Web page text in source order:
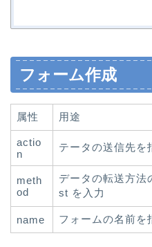
フォーム作成
属性 用途
actio
n
テータの送信先を
meth
od
データの転送方
st を入力
name フォームの名前を